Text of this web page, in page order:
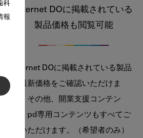
科
報
Internet DOに掲載されている
製品価格も閲覧可能
Internet DOに掲載されている製品
の最新価格をご確認いただけま
す。その他、開業支援コンテン
ツ、pd専用コンテンツもすべてご
覧いただけます。（希望者のみ）